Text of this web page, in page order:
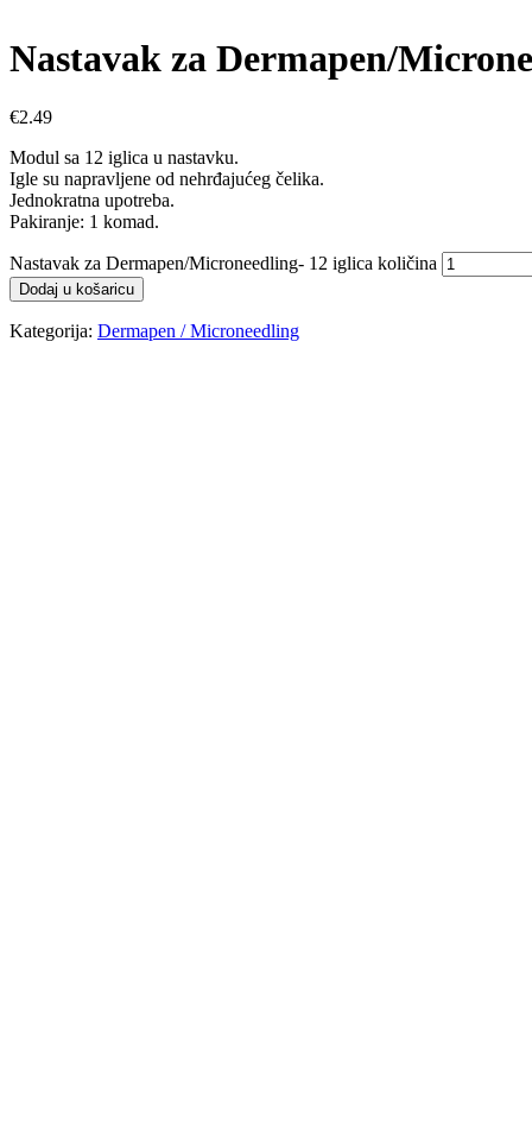
Nastavak za Dermapen/
€2.49
Modul sa 12 iglica u nastavku.
Igle su napravljene od nehrđajućeg čelika.
Jednokratna upotreba.
Pakiranje: 1 komad.
Nastavak za Dermapen/Microneedling- 12 iglica količina
Dodaj u košaricu
Kategorija: Dermapen / Microneedling